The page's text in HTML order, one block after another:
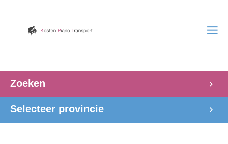
Zoeken
Selecteer provincie